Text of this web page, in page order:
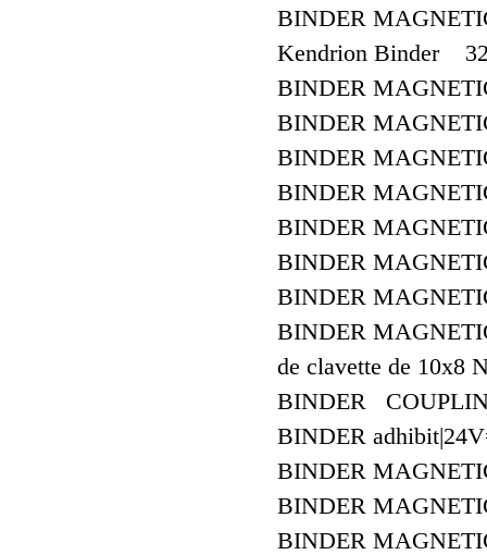
BINDER
Kendrion Binder
BINDER
BINDER
BINDER
BINDER
BINDER
BINDER
BINDER
BINDER
de clavette de 10x8
BINDER
BINDER
BINDER
BINDER
BINDER